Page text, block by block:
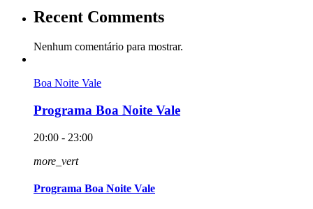
Recent Comments
Nenhum comentário para mostrar.
Boa Noite Vale
Programa Boa Noite Vale
20:00 - 23:00
more_vert
Programa Boa Noite Vale